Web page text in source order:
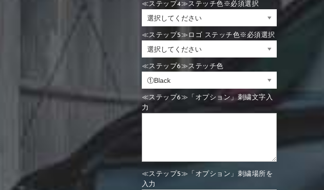
≪ステップ4≫ステッチ色※必須選択
≪ステップ5≫ロゴ ステッチ色※必須選択
≪ステップ6≫ステッチ色
≪ステップ6≫「オプション」刺繍文字入
力
≪ステップ5≫「オプション」刺繍場所を
入力